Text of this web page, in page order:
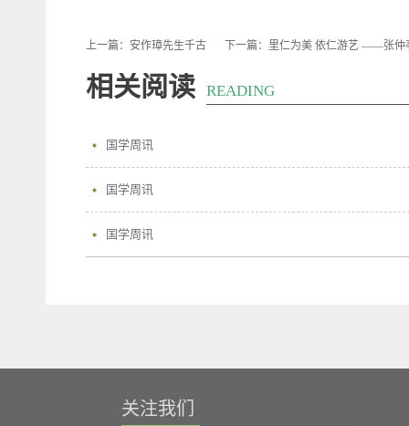
上一篇： 安作璋先生千古 下一篇： 里仁为美 依仁游艺 ——张仲
相关阅读 READING
国学周讯
国学周讯
国学周讯
关注我们